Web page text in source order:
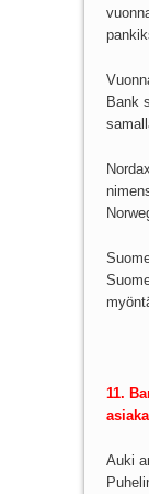
Bank
11.
Auki